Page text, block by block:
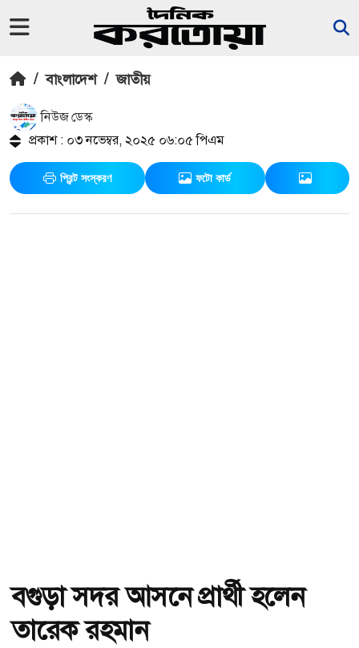
/ বাংলাদেশ / জাতীয়
নিউজ ডেস্ক
প্রকাশ : ০৩ নভেম্বর, ২০২৫ ০৬:০৫ পিএম
প্রিন্ট সংস্করণ ফটো কার্ড
বগুড়া সদর আসনে প্রার্থী হলেন
তারেক রহমান